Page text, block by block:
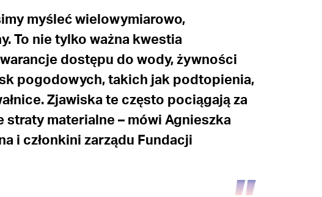
myśleć wielowymiarowo,
To nie tylko ważna kwestia
dostępu do wody, żywności
pogodowych, takich jak podtopienia,
Zjawiska te często pociągają za
materialne – mówi Agnieszka
i członkini zarządu Fundacji